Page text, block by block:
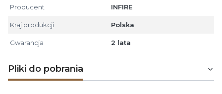
Producent INFIRE
Kraj produkcji Polska
Gwarancja 2 lata
Pliki do pobrania